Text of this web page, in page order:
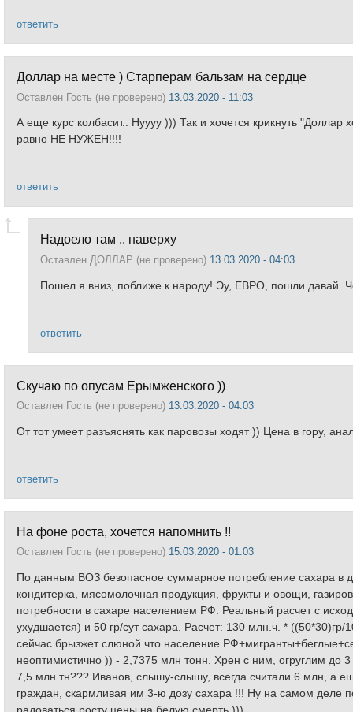
ответить
Доллар на месте ) Старперам бальзам на сердце
Оставлен Гость (не проверено) 13.03.2020 - 11:03
А еще курс колбасит.. Нуууу ))) Так и хочется крикнуть
равно НЕ НУЖЕН!!!!
ответить
Надоело там .. наверху
Оставлен ДОЛЛАР (не проверено) 13.03.2020 - 04:03
Пошел я вниз, поближе к народу! Эу, ЕВРО, пошли давай.
ответить
Скучаю по опусам Ерымженского ))
Оставлен Гость (не проверено) 13.03.2020 - 04:03
От тот умеет разъяснять как паровозы ходят )) Цена в гору,
ответить
На фоне роста, хочется напомнить !!
Оставлен Гость (не проверено) 15.03.2020 - 01:03
По данным ВОЗ безопасное суммарное потребление сахара в
кондитерка, мясомолочная продукция, фрукты и овощи,
потребности в сахаре населением РФ. Реальный расчет с
ухудшается) и 50 гр/сут сахара. Расчет: 130 млн.ч. *
сейчас брызжет слюной что население
неоптимистично )) - 2,7375 млн тонн. Хрен с ним, огруглим до
7,5 млн тн??? Иванов, слышу-слышу, всегда считали 6 млн, а
граждан, скармливая им 3-ю дозу сахара !!! Ну на самом деле